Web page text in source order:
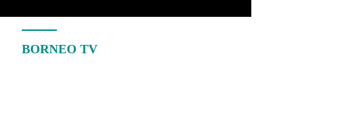
BORNEO TV